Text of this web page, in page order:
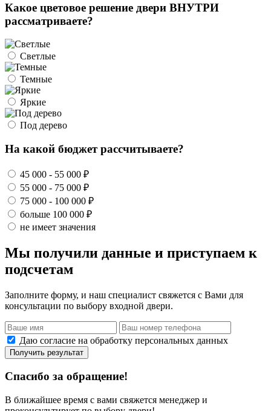
Какое цветовое решение двери ВНУТРИ
рассматриваете?
Светлые
Темные
Яркие
Под дерево
На какой бюджет рассчитываете?
45 000 - 55 000 ₽
55 000 - 75 000 ₽
75 000 - 100 000 ₽
больше 100 000 ₽
не имеет значения
Мы получили данные и приступаем к
подсчетам
Заполните форму, и наш специалист свяжется с Вами для
консультации по выбору входной двери.
Даю согласие на обработку персональных данных
Получить результат
Спасибо за обращение!
В ближайшее время с вами свяжется менеджер и